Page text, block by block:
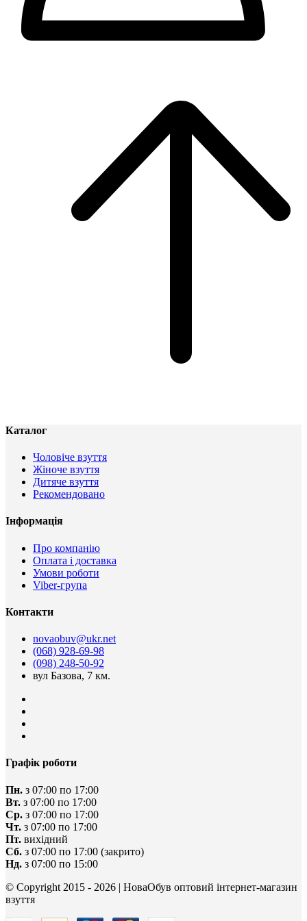
Каталог
Чоловіче взуття
Жіноче взуття
Дитяче взуття
Рекомендовано
Інформація
Про компанію
Оплата і доставка
Умови роботи
Viber-група
Контакти
novaobuv@ukr.net
(068) 928-69-98
(098) 248-50-92
вул Базова, 7 км.
Графік роботи
Пн. з 07:00 по 17:00
Вт. з 07:00 по 17:00
Ср. з 07:00 по 17:00
Чт. з 07:00 по 17:00
Пт. вихідний
Сб. з 07:00 по 17:00 (закрито)
Нд. з 07:00 по 15:00
© Copyright 2015 - 2026 | НоваОбув оптовий iнтернет-магазин
взуття